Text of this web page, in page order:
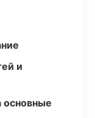
и
основные